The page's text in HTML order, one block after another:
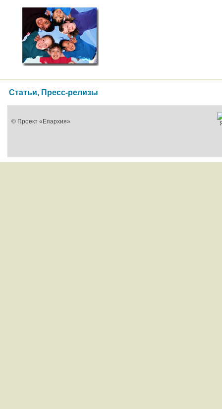
Статьи, Пресс-релизы
© Проект «Епархия»